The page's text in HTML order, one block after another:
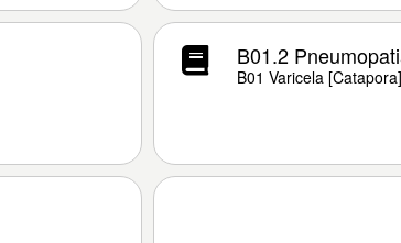
B01.2
B01 Varicela [Catapora]